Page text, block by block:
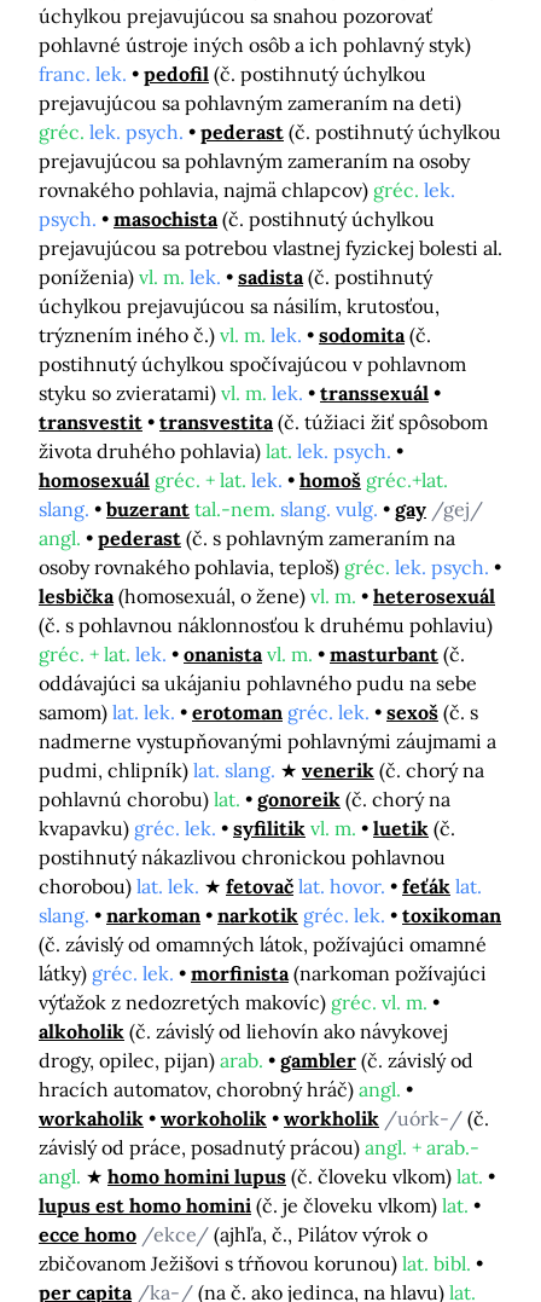
úchylkou prejavujúcou sa snahou pozorovať
pohlavné ústroje iných osôb a ich pohlavný styk)
franc. lek.
pedofil (č. postihnutý úchylkou
prejavujúcou sa pohlavným zameraním na deti)
gréc. lek. psych. pederast (č. postihnutý úchylkou
prejavujúcou sa pohlavným zameraním na osoby
rovnakého pohlavia, najmä chlapcov) gréc. lek.
psych.
masochista (č. postihnutý úchylkou
prejavujúcou sa potrebou vlastnej fyzickej bolesti al.
poníženia) vl. m. lek. sadista (č. postihnutý
úchylkou prejavujúcou sa násilím, krutosťou,
trýznením iného č.) vl. m. lek. sodomita (č.
postihnutý úchylkou spočívajúcou v pohlavnom
styku so zvieratami) vl. m. lek.
transsexuál
transvestit
transvestita (č. túžiaci žiť spôsobom
života druhého pohlavia) lat. lek. psych.
homosexuál gréc. + lat. lek. homoš gréc.+lat.
slang.
buzerant tal.-nem. slang. vulg. gay /gej/
angl.
pederast (č. s pohlavným zameraním na
osoby rovnakého pohlavia, teploš) gréc. lek. psych.
lesbička (homosexuál, o žene) vl. m.
heterosexuál
(č. s pohlavnou náklonnosťou k druhému pohlaviu)
gréc. + lat. lek. onanista vl. m. masturbant (č.
oddávajúci sa ukájaniu pohlavného pudu na sebe
samom) lat. lek. erotoman gréc. lek. sexoš (č. s
nadmerne vystupňovanými pohlavnými záujmami a
pudmi, chlipník) lat. slang. venerik (č. chorý na
pohlavnú chorobu) lat. gonoreik (č. chorý na
kvapavku) gréc. lek. syfilitik vl. m. luetik (č.
postihnutý nákazlivou chronickou pohlavnou
chorobou) lat. lek. fetovač lat. hovor. feťák lat.
slang.
narkoman narkotik gréc. lek.
toxikoman
(č. závislý od omamných látok, požívajúci omamné
látky) gréc. lek. morfinista (narkoman požívajúci
výťažok z nedozretých makovíc) gréc. vl. m.
alkoholik (č. závislý od liehovín ako návykovej
drogy, opilec, pijan) arab. gambler (č. závislý od
hracích automatov, chorobný hráč) angl.
workaholik
workoholik workholik /uórk-/ (č.
závislý od práce, posadnutý prácou) angl. + arab.-
angl.
homo homini lupus (č. človeku vlkom) lat.
lupus est homo homini (č. je človeku vlkom) lat.
ecce homo /ekce/ (ajhľa, č., Pilátov výrok o
zbičovanom Ježišovi s tŕňovou korunou) lat. bibl.
per capita /ka-/ (na č. ako jedinca, na hlavu) lat.